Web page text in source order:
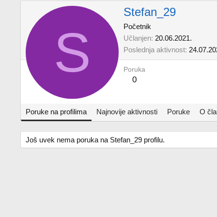
S
Stefan_29
Početnik
Učlanjen 20.06.2021.
Poslednja aktivnost
Poruka
0
Poruke na profilima Najnovije aktivnosti Poruke O
Još uvek nema poruka na Stefan_29 profilu.